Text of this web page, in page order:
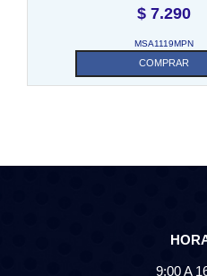
$ 7.290
MSA1119MPN
COMPRAR
9:00 A